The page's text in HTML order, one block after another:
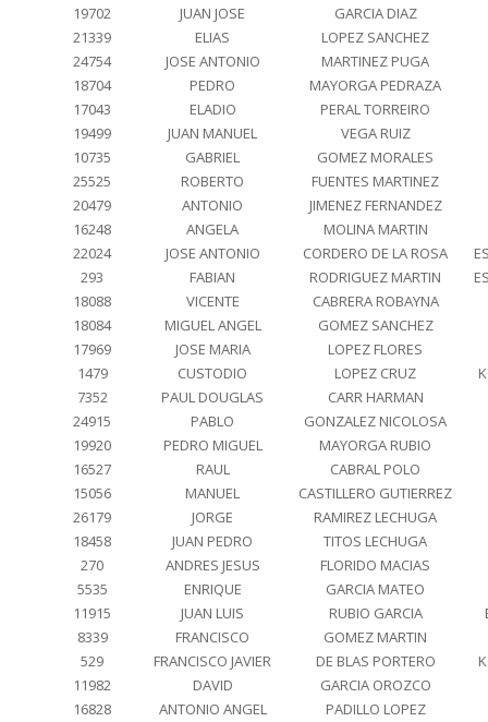
19702
JUAN JOSE
GARCIA DIAZ
21339
ELIAS
LOPEZ SANCHEZ
24754
JOSE ANTONIO
MARTINEZ PUGA
18704
PEDRO
MAYORGA PEDRAZA
17043
ELADIO
PERAL TORREIRO
19499
JUAN MANUEL
VEGA RUIZ
10735
GABRIEL
GOMEZ MORALES
25525
ROBERTO
FUENTES MARTINEZ
20479
ANTONIO
JIMENEZ FERNANDEZ
16248
ANGELA
MOLINA MARTIN
22024
JOSE ANTONIO CORDERO DE LA ROSA
293
FABIAN RODRIGUEZ MARTIN
18088
VICENTE
CABRERA ROBAYNA
18084
MIGUEL ANGEL
GOMEZ SANCHEZ
17969
JOSE MARIA
LOPEZ FLORES
1479
CUSTODIO LOPEZ CRUZ
7352
PAUL DOUGLAS
CARR HARMAN
24915
PABLO
GONZALEZ NICOLOSA
19920
PEDRO MIGUEL
MAYORGA RUBIO
16527
RAUL
CABRAL POLO
15056
MANUEL
CASTILLERO GUTIERREZ
26179
JORGE
RAMIREZ LECHUGA
18458
JUAN PEDRO
TITOS LECHUGA
270
ANDRES JESUS
FLORIDO MACIAS
5535
ENRIQUE
GARCIA MATEO
11915
JUAN LUIS RUBIO GARCIA
8339
FRANCISCO
GOMEZ MARTIN
529
FRANCISCO JAVIER DE BLAS PORTERO
11982
DAVID
GARCIA OROZCO
16828
ANTONIO ANGEL
PADILLO LOPEZ